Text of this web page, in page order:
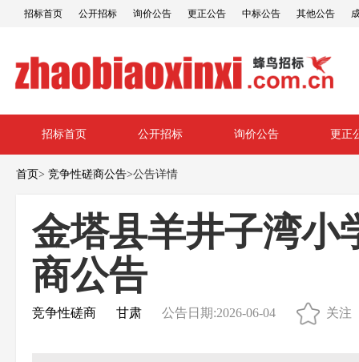
招标首页 公开招标 询价公告 更正公告 中标公告 其他公告
招标首页 公开招标 询价公告 更正
首页> 竞争性磋商公告>公告详情
金塔县羊井子湾小
商公告
竞争性磋商 甘肃 公告日期:2026-06-04 关注